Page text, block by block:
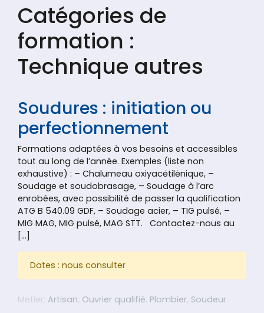
Catégories de
formation :
Technique autres
Soudures : initiation ou
perfectionnement
Formations adaptées à vos besoins et accessibles
tout au long de l’année. Exemples (liste non
exhaustive) : – Chalumeau oxiyacėtilėnique, –
Soudage et soudobrasage, – Soudage à l’arc
enrobées, avec possibilité de passer la qualification
ATG B 540.09 GDF, – Soudage acier, – TIG pulsé, –
MIG MAG, MIG pulsé, MAG STT. Contactez-nous au
[…]
Dates : nous consulter
Metier: Artisan, Ouvrier qualifié, Plombier, Soudeur